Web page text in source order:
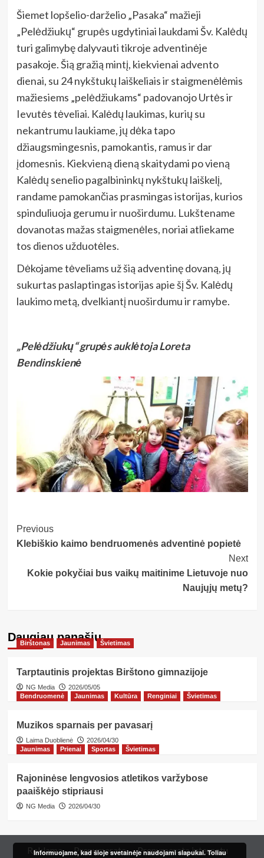
Šiemet lopšelio-darželio „Pasaka“ mažieji
„Pelėdžiukų“ grupės ugdytiniai laukdami Šv. Kalėdų
turi galimybę dalyvauti tikroje adventinėje
pasakoje. Šią gražią mintį, kiekvienai advento
dienai, su 24 nykštukų laiškeliais ir staigmenėlėmis
mažiesiems „pelėdžiukams“ padovanojo Urtės ir
Ievutės tėveliai. Kalėdų laukimas, kurių su
nekantrumu laukiame, jų dėka tapo
džiaugsmingesnis, pamokantis, ramus ir dar
įdomesnis. Kiekvieną dieną skaitydami po vieną
Kalėdų senelio pagalbininkų nykštukų laiškelį,
randame pamokančias prasmingas istorijas, kurios
spinduliuoja gerumu ir nuoširdumu. Lukštename
dovanotas mažas staigmenėles, noriai atliekame
tos dienos užduotėles.
Dėkojame tėveliams už šią adventinę dovaną, jų
sukurtas paslaptingas istorijas apie šį Šv. Kalėdų
laukimo metą, dvelkiantį nuoširdumu ir ramybe.
„Pelėdžiukų“ grupės auklėtoja Loreta
Bendinskienė
Post
Navigation
Previous
Klebiškio kaimo bendruomenės adventinė popietė
Next
Kokie pokyčiai bus vaikų maitinime Lietuvoje nuo
Naujųjų metų?
Daugiau panašių…
Birštonas Jaunimas Švietimas
Tarptautinis projektas Birštono gimnazijoje
NG Media
2026/05/05
Bendruomenė
Jaunimas Kultūra Renginiai Švietimas
Muzikos sparnais per pavasarį
Laima Duoblienė
2026/04/30
Jaunimas
Prienai Sportas Švietimas
Rajoninėse lengvosios atletikos varžybose
paaiškėjo stipriausi
NG Media 2026/04/30
Reklama Prenumerata Prenumerata internetu
Informuojame, kad šioje svetainėje naudojami slapukai. Toliau